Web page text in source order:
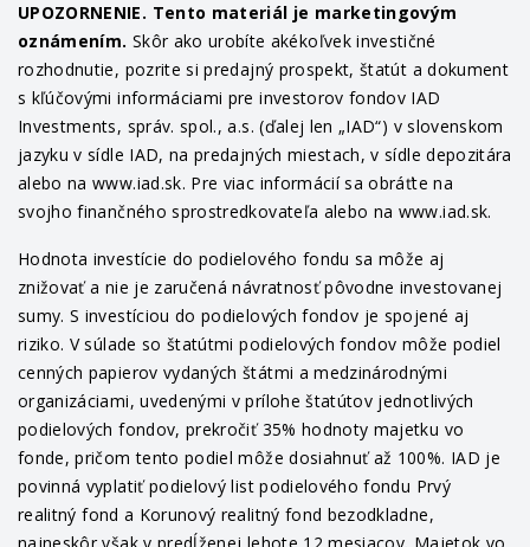
UPOZORNENIE. Tento materiál je marketingovým
oznámením. Skôr ako urobíte akékoľvek investičné
rozhodnutie, pozrite si predajný prospekt, štatút a dokument
s kľúčovými informáciami pre investorov fondov IAD
Investments, správ. spol., a.s. (ďalej len „IAD“) v slovenskom
jazyku v sídle IAD, na predajných miestach, v sídle depozitára
alebo na www.iad.sk. Pre viac informácií sa obráťte na
svojho finančného sprostredkovateľa alebo na www.iad.sk.
Hodnota investície do podielového fondu sa môže aj
znižovať a nie je zaručená návratnosť pôvodne investovanej
sumy. S investíciou do podielových fondov je spojené aj
riziko. V súlade so štatútmi podielových fondov môže podiel
cenných papierov vydaných štátmi a medzinárodnými
organizáciami, uvedenými v prílohe štatútov jednotlivých
podielových fondov, prekročiť 35% hodnoty majetku vo
fonde, pričom tento podiel môže dosiahnuť až 100%. IAD je
povinná vyplatiť podielový list podielového fondu Prvý
realitný fond a Korunový realitný fond bezodkladne,